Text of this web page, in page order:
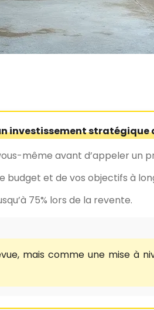
investissement stratégique
même avant d’appeler un
budget et de vos objectifs à
75% lors de la revente.
mais comme une mise à